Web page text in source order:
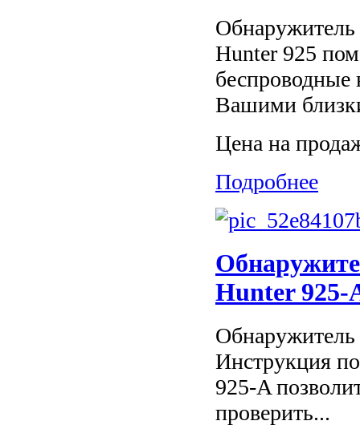
Hunter 925
Вашими
Цена на
Подробнее
Hunter 925-
Инструкция
925-A
проверить...